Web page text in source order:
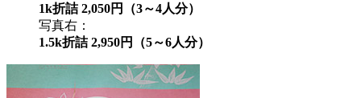
1k折詰 2,050円（3～4人分）
写真右：
1.5k折詰 2,950円（5～6人分）